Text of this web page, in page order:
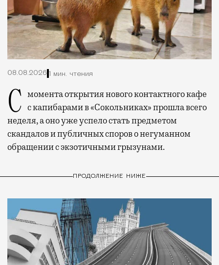
08.08.2026 1 мин. чтения
С момента открытия нового контактного кафе с капибарами в «Сокольниках» прошла всего
неделя, а оно уже успело стать предметом
скандалов и публичных споров о негуманном
обращении с экзотичными грызунами.
ПРОДОЛЖЕНИЕ НИЖЕ